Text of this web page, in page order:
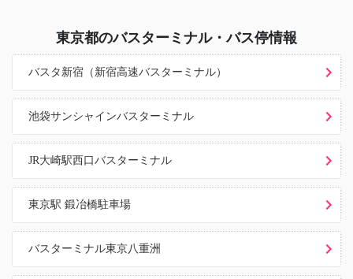
東京都のバスターミナル・バス停情報
バスタ新宿（新宿高速バスターミナル）
池袋サンシャインバスターミナル
JR大崎駅西口バスターミナル
東京駅 鍛冶橋駐車場
バスターミナル東京八重洲